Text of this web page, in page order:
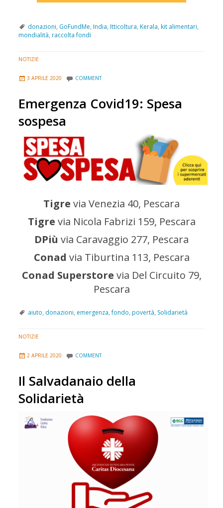
donazioni, GoFundMe,India,Itticoltura,Kerala,kit alimentari,
mondialità,raccolta fondi
NOTIZIE
3 APRILE 2020 COMMENT
Emergenza Covid19: Spesa
sospesa
Tigre via Venezia 40, Pescara
Tigre via Nicola Fabrizi 159, Pescara
DPiù via Caravaggio 277, Pescara
Conad via Tiburtina 113, Pescara
Conad Superstore via Del Circuito 79,
Pescara
aiuto, donazioni, emergenza,fondo,povertà, Solidarietà
NOTIZIE
2 APRILE 2020 COMMENT
Il Salvadanaio della
Solidarietà